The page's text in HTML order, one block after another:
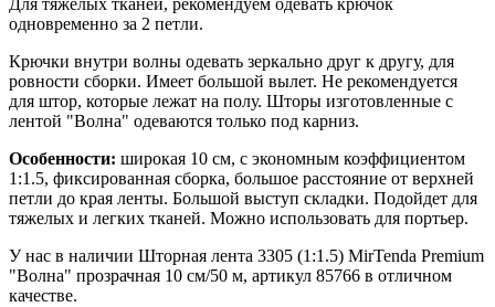
Для тяжелых тканей, рекомендуем одевать крючок
одновременно за 2 петли.
Крючки внутри волны одевать зеркально друг к другу, для
ровности сборки. Имеет большой вылет. Не рекомендуется
для штор, которые лежат на полу. Шторы изготовленные с
лентой "Волна" одеваются только под карниз.
Особенности: широкая 10 см, с экономным коэффициентом
1:1.5, фиксированная сборка, большое расстояние от верхней
петли до края ленты. Большой выступ складки. Подойдет для
тяжелых и легких тканей. Можно использовать для портьер.
У нас в наличии Шторная лента 3305 (1:1.5) MirTenda Premium
"Волна" прозрачная 10 см/50 м, артикул 85766 в отличном
качестве.